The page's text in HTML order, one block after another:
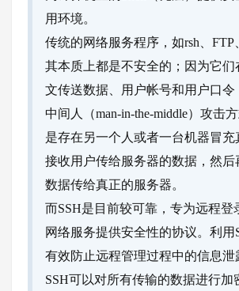
用环境。
传统的网络服务程序，如rsh、FTP
其本质上都是不安全的；因为它们
文传送数据、用户帐号和用户口令
中间人（man-in-the-middle）攻击
是存在另一个人或者一台机器冒充
接收用户传给服务器的数据，然后
数据传给真正的服务器。
而SSH是目前较可靠，专为远程登
网络服务提供安全性的协议。利用
有效防止远程管理过程中的信息泄
SSH可以对所有传输的数据进行加